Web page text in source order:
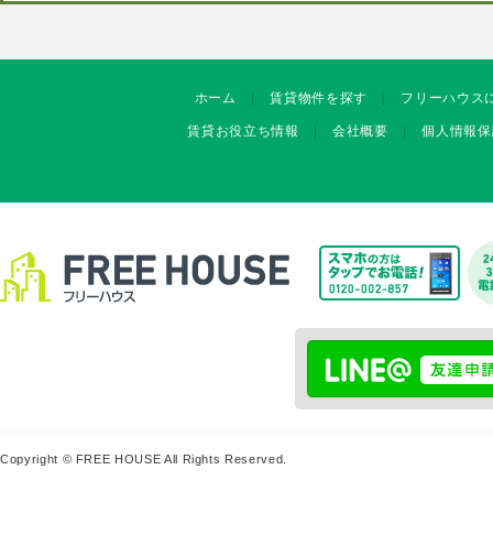
ホーム 賃貸物件を探す フリーハウス
賃貸お役立ち情報 会社概要 個人情報
Copyright © FREE HOUSE All Rights Reserved.